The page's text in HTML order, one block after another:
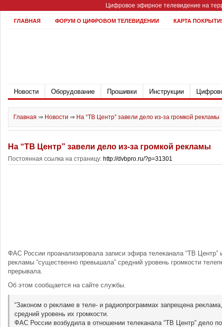
Цифровое эфирное телевидение на
ГЛАВНАЯ ФОРУМ О ЦИФРОВОМ ТЕЛЕВИДЕНИИ КАРТА
Новости Оборудование Прошивки Инструкции
Главная ⇒ Новости ⇒ На “ТВ Центр” завели дело из-за громкой рекламы
На “ТВ Центр” завели дело из-за громкой рекламы
Постоянная ссылка на страницу: http://dvbpro.ru/?p=31301
ФАС России проанализировала записи эфира телеканала “ТВ Центр”
рекламы “существенно превышала” средний уровень громкости
прерывала.
Об этом сообщается на сайте службы.
“Законом о рекламе в теле- и радиопрограммах запрещена
средний уровень их громкости.
ФАС России возбудила в отношении телеканала “ТВ Центр” дело